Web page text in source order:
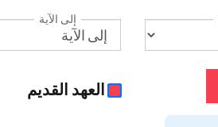
إلى الآية
العهد القديم